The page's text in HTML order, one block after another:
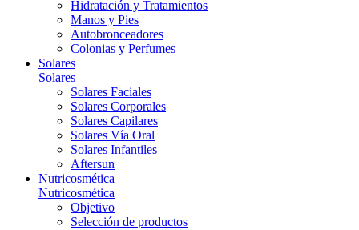
Hidratación y Tratamientos
Manos y Pies
Autobronceadores
Colonias y Perfumes
Solares
Solares
Solares Faciales
Solares Corporales
Solares Capilares
Solares Vía Oral
Solares Infantiles
Aftersun
Nutricosmética
Nutricosmética
Objetivo
Selección de productos